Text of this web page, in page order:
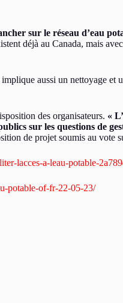
sur le réseau d’eau
déjà au Canada, mais
aussi un nettoyage et
des organisateurs. «
sur les questions de
de projet soumis au vote
lacces-a-leau-potable-
potable-of-fr-22-05-23/